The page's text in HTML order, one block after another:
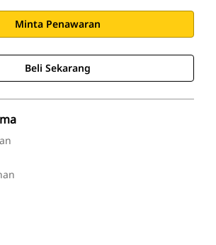
Minta Penawaran
Beli Sekarang